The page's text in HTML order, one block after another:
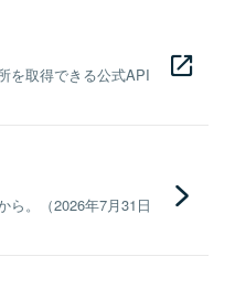
を取得できる公式API
ら。（2026年7月31日